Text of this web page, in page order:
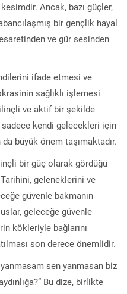
Ancak, bazı güçler,
bir gençlik hayal
ve gür sesinden
ifade etmesi ve
sağlıklı işlemesi
ve aktif bir şekilde
kendi gelecekleri için
büyük önem taşımaktadır.
bir güç olarak gördüğü
geleneklerini ve
güvenle bakmanın
geleceğe güvenle
kökleriyle bağlarını
son derece önemlidir.
sen yanmasan biz
Bu dize, birlikte